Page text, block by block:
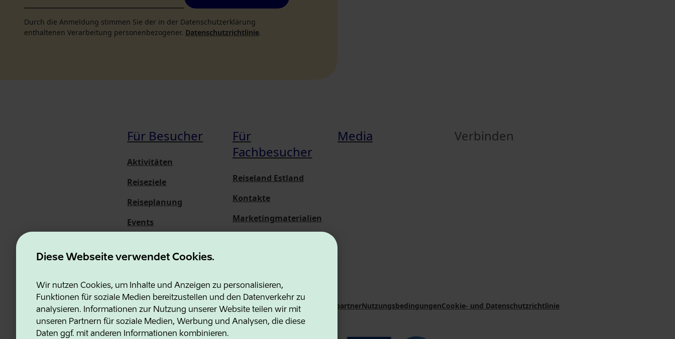
Diese Webseite verwendet Cookies.
Wir nutzen Cookies, um Inhalte und Anzeigen zu personalisieren,
Funktionen für soziale Medien bereitzustellen und den Datenverkehr zu
analysieren. Informationen zur Nutzung unserer Website teilen wir mit
unseren Partnern für soziale Medien, Werbung und Analysen, die diese
Daten ggf. mit anderen Informationen kombinieren.
Durch die Anmeldung stimmen Sie der in der Datenschutzerklärung
enthaltenen Verarbeitung personenbezogener. Datenschutzrichtlinie.
Für Besucher
Aktivitäten
Reiseziele
Reiseplanung
Events
Für
Fachbesucher
Reiseland Estland
Kontakte
Marketingmaterialien
Media Verbinden
Estonian Business and Innovation AgencyKontakte KooperationspartnerNutzungsbedingungenCookie- und Datenschutzrichtlinie